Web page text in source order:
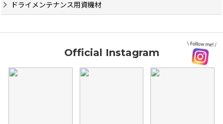
ドライメンテナンス用資機材
Official Instagram